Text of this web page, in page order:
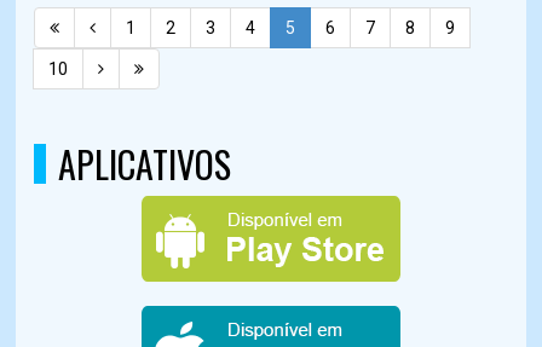
1 2 3 4 5 6 7 8 9
10
APLICATIVOS